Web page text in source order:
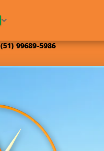
(51) 99689-5986